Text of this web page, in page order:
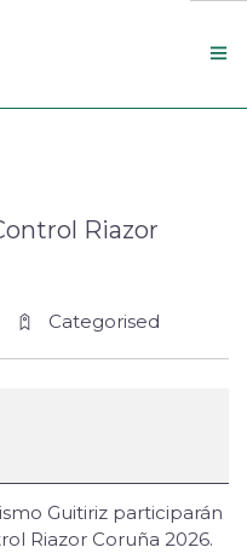
Riazor
Categorised
Guitiriz participarán
Riazor Coruña 2026.